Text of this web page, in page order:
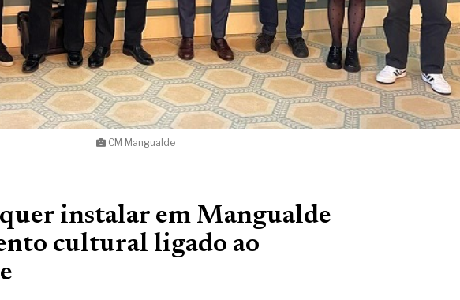
CM Mangualde
instalar em Mangualde
cultural ligado ao